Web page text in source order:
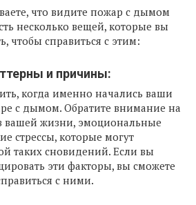
что видите пожар с дымом
несколько вещей, которые вы
чтобы справиться с этим:
и причины:
когда именно начались ваши
с дымом. Обратите внимание на
вашей жизни, эмоциональные
стрессы, которые могут
таких сновидений. Если вы
эти факторы, вы сможете
с ними.